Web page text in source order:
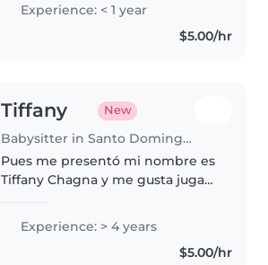
de pequeña ayudaba a mi mamá
con mis hermanitos. Puedo leer..
Experience: < 1 year
$5.00/hr
Tiffany New
Babysitter in Santo Domingo de los Colorados
Pues me presentó mi nombre es
Tiffany Chagna y me gusta jugar
fueran mios mismos ppr que
tengo una nena de 4 años a
veces si eh perdido la paciencia..
Experience: > 4 years
$5.00/hr